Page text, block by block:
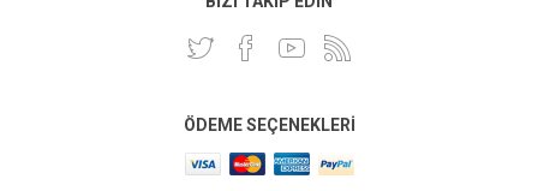
ÖDEME SEÇENEKLERI